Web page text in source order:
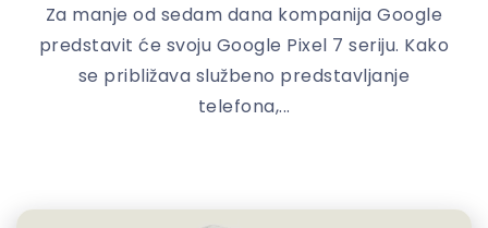
Za manje od sedam dana kompanija Google
predstavit će svoju Google Pixel 7 seriju. Kako
se približava službeno predstavljanje
telefona,...